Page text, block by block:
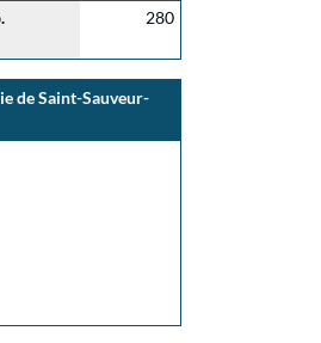
280
de Saint-Sauveur-